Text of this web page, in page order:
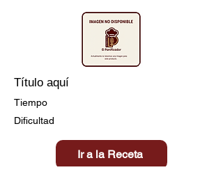
Título aquí
Tiempo
Dificultad
Ir a la Receta